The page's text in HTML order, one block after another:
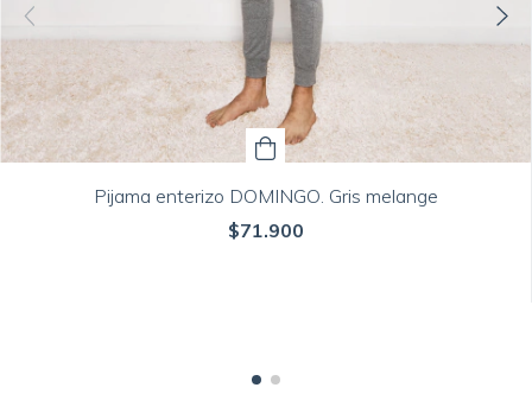
Pijama enterizo DOMINGO. Gris melange
$71.900